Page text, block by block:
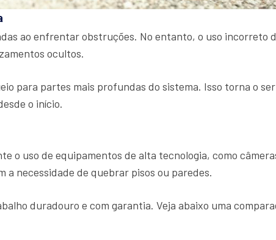
ao enfrentar obstruções. No entanto, o uso incorreto
ocultos.
para partes mais profundas do sistema. Isso torna o
o início.
o uso de equipamentos de alta tecnologia, como
a necessidade de quebrar pisos ou paredes.
duradouro e com garantia. Veja abaixo uma